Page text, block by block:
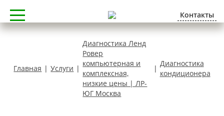
Контакты
Главная | Услуги |
Диагностика Ленд
Ровер
компьютерная и
комплексная,
низкие цены | ЛР-
ЮГ Москва
|
Диагностика
кондиционера